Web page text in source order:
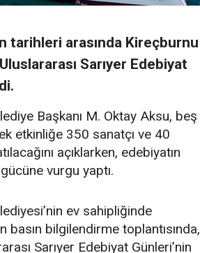
tarihleri arasında Kireçburnu
Sarıyer Edebiyat
Başkanı M. Oktay Aksu, beş
etkinliğe 350 sanatçı ve 40
açıklarken, edebiyatın
vurgu yaptı.
ev sahipliğinde
basın bilgilendirme toplantısında,
Sarıyer Edebiyat Günleri’nin